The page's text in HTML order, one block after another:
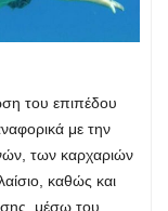
του επιπέδου
με την
των καρχαριών
καθώς και
μέσω του